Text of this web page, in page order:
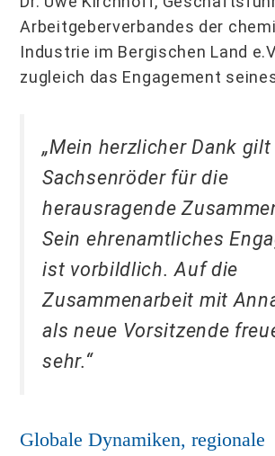
Arbeitgeberverbandes der
Industrie im Bergischen Land
zugleich das Engagement
„Mein herzlicher Dank gilt
Sachsenröder für die
herausragende
Sein ehrenamtliches
ist vorbildlich. Auf die
Zusammenarbeit mit
als neue Vorsitzende
sehr.“
Globale Dynamiken, regionale